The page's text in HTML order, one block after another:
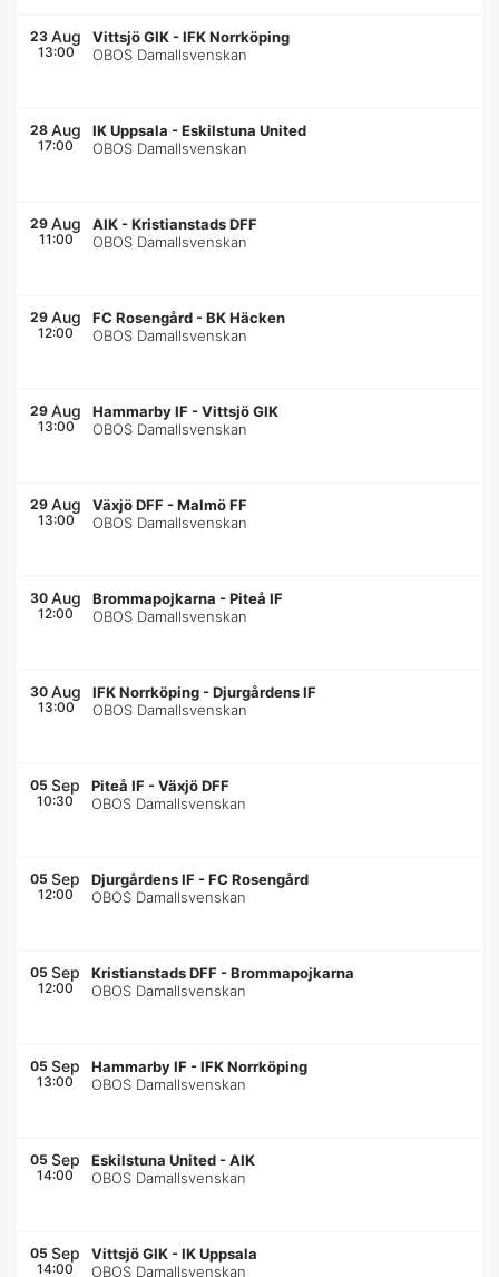
23 Aug
13:00
Vittsjö GIK -IFK Norrköping
OBOS Damallsvenskan
28 Aug
17:00
IK Uppsala -Eskilstuna United
OBOS Damallsvenskan
29 Aug
11:00
AIK -Kristianstads DFF
OBOS Damallsvenskan
29 Aug
12:00
FC Rosengård -BK Häcken
OBOS Damallsvenskan
29 Aug
13:00
Hammarby IF -Vittsjö GIK
OBOS Damallsvenskan
29 Aug
13:00
Växjö DFF -Malmö FF
OBOS Damallsvenskan
30 Aug
12:00
Brommapojkarna -Piteå IF
OBOS Damallsvenskan
30 Aug
13:00
IFK Norrköping -Djurgårdens IF
OBOS Damallsvenskan
05 Sep
10:30
Piteå IF -Växjö DFF
OBOS Damallsvenskan
05 Sep
12:00
Djurgårdens IF -FC Rosengård
OBOS Damallsvenskan
05 Sep
12:00
Kristianstads DFF -Brommapojkarna
OBOS Damallsvenskan
05 Sep
13:00
Hammarby IF -IFK Norrköping
OBOS Damallsvenskan
05 Sep
14:00
Eskilstuna United -AIK
OBOS Damallsvenskan
05 Sep
14:00
Vittsjö GIK -IK Uppsala
OBOS Damallsvenskan